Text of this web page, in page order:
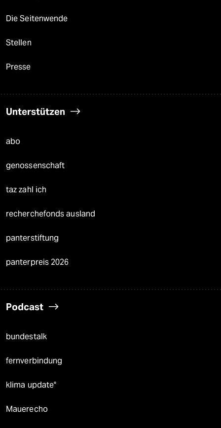
Die Seitenwende
Stellen
Presse
Unterstützen
abo
genossenschaft
taz zahl ich
recherchefonds ausland
panterstiftung
panterpreis 2026
Podcast
bundestalk
fernverbindung
klima update°
Mauerecho